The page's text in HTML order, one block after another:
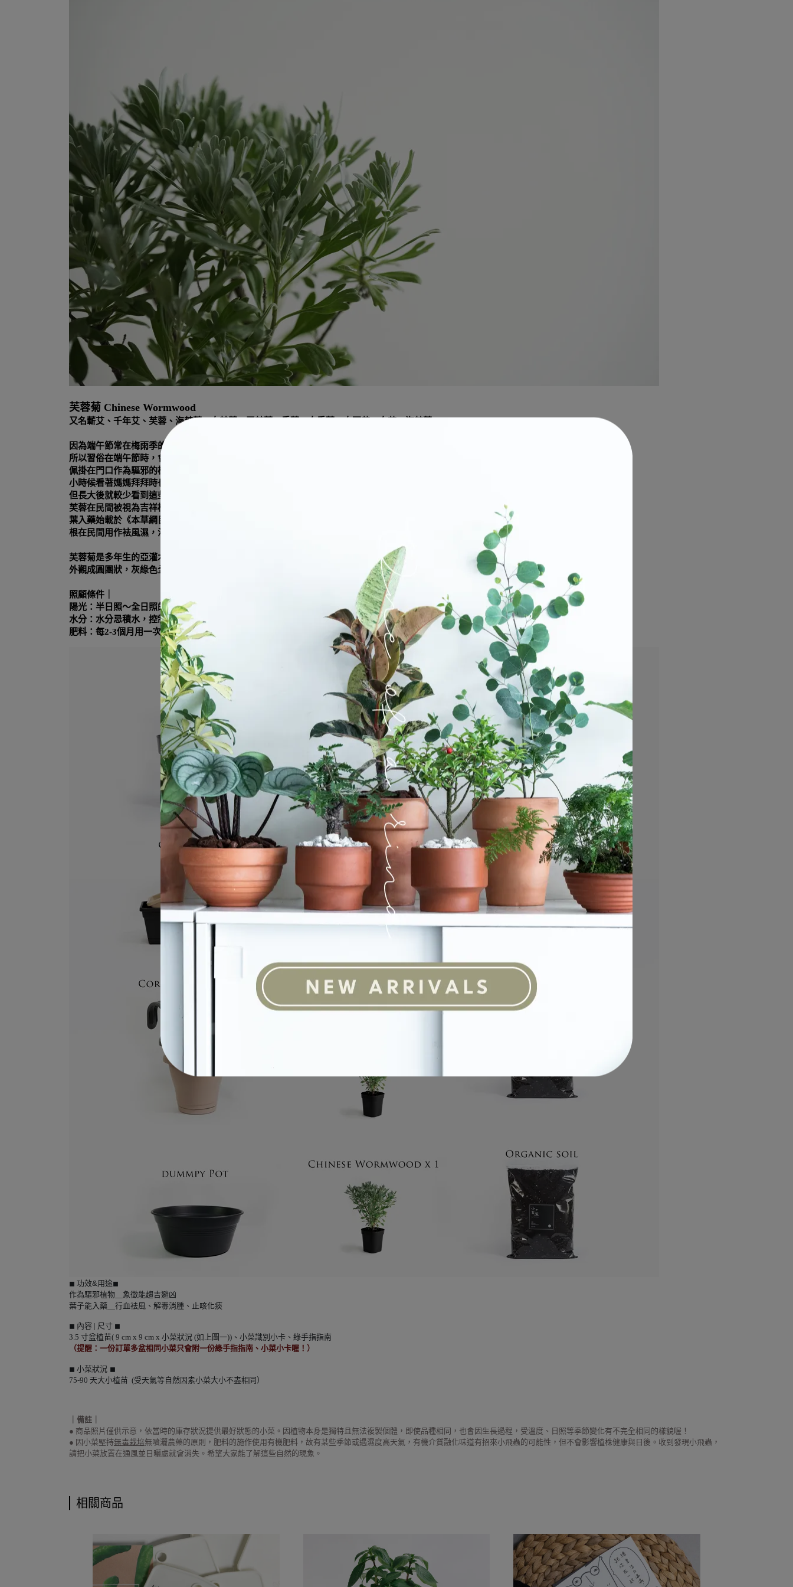
芙蓉菊 Chinese Wormwood
又名蘄艾、千年艾、芙蓉、海芙蓉、白芙蓉、玉芙蓉、香菊、白香菊、白石艾、白艾、海芙蓉。
因為端午節常在梅雨季的前後，天氣變化大容易生病
所以習俗在端午節時，會用香茅、榕枝、海芙蓉、茉草等
佩掛在門口作為驅邪的植物
小時候看著媽媽拜拜時也會有著這些植物
但長大後就較少看到這些習俗的傳承
芙蓉在民間被視為吉祥植物
葉入藥始載於《本草綱目》，能袪風濕、消腫毒，治風寒感冒
根在民間用作袪風濕，治風濕痺痛、胃寒疼痛
芙蓉菊是多年生的亞灌木，一盆就可以養很久～
外觀成圓團狀，灰綠色全裂或3-5裂的葉子，很像n個小手手可愛秋冬季是它的花期，花是可愛小小的黃色花序
照顧條件｜
陽光：半日照～全日照的環境
水分：水分忌積水，控制在一個指節土壤深度摸起來微微乾時再澆水
肥料：每2-3個月用一次長效性綜合肥料
◼︎ 功效&用途◼︎
作為驅邪植物＿象徵能趨吉避凶
葉子能入藥＿行血袪風、解毒消腫、止咳化痰
◼︎ 內容 | 尺寸 ◼︎
3.5 寸盆植苗( 9 cm x 9 cm x 小菜狀況 (如上圖一))、小菜識別小卡、綠手指指南
（提醒：一份訂單多盆相同小菜只會附一份綠手指指南、小菜小卡喔！）
◼︎ 小菜狀況 ◼︎
75-90 天大小植苗 (受天氣等自然因素小菜大小不盡相同）
｜備註｜
● 商品照片僅供示意，依當時的庫存狀況提供最好狀態的小菜。因植物本身是獨特且無法複製個體，即使品種相同，也會因生長過程，受溫度、日照等季節變化有不完全相同的樣貌喔！
● 因小菜堅持無毒栽培無噴灑農藥的原則，肥料的施作使用有機肥料，故有某些季節或遇濕度高天氣，有機介質融化味道有招來小飛蟲的可能性，但不會影響植株健康與日後。收到發現小飛蟲，
請把小菜放置在通風並日曬處就會消失。希望大家能了解這些自然的現象。
相關商品